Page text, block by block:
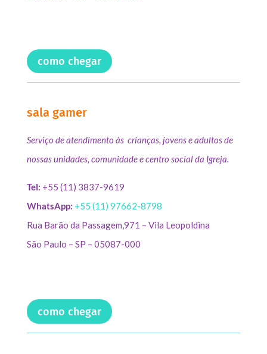
como chegar
sala gamer
Serviço de atendimento às crianças, jovens e adultos de
nossas unidades, comunidade e centro social da Igreja.
Tel: +55 (11) 3837-9619
WhatsApp: +55 (11) 97662-8798
Rua Barão da Passagem,971 – Vila Leopoldina
São Paulo – SP – 05087-000
como chegar